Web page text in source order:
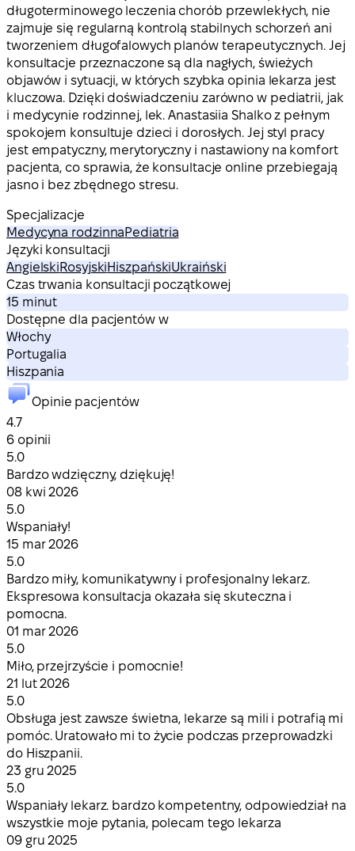
długoterminowego leczenia chorób przewlekłych, nie
zajmuje się regularną kontrolą stabilnych schorzeń ani
tworzeniem długofalowych planów terapeutycznych. Jej
konsultacje przeznaczone są dla nagłych, świeżych
objawów i sytuacji, w których szybka opinia lekarza jest
kluczowa. Dzięki doświadczeniu zarówno w pediatrii, jak
i medycynie rodzinnej, lek. Anastasiia Shalko z pełnym
spokojem konsultuje dzieci i dorosłych. Jej styl pracy
jest empatyczny, merytoryczny i nastawiony na komfort
pacjenta, co sprawia, że konsultacje online przebiegają
jasno i bez zbędnego stresu.
Specjalizacje
Medycyna rodzinnaPediatria
Języki konsultacji
AngielskiRosyjskiHiszpańskiUkraiński
Czas trwania konsultacji początkowej
15 minut
Dostępne dla pacjentów w
Włochy
Portugalia
Hiszpania
Opinie pacjentów
4.7
6 opinii
5.0
Bardzo wdzięczny, dziękuję!
08 kwi 2026
5.0
Wspaniały!
15 mar 2026
5.0
Bardzo miły, komunikatywny i profesjonalny lekarz.
Ekspresowa konsultacja okazała się skuteczna i
pomocna.
01 mar 2026
5.0
Miło, przejrzyście i pomocnie!
21 lut 2026
5.0
Obsługa jest zawsze świetna, lekarze są mili i potrafią mi
pomóc. Uratowało mi to życie podczas przeprowadzki
do Hiszpanii.
23 gru 2025
5.0
Wspaniały lekarz. bardzo kompetentny, odpowiedział na
wszystkie moje pytania, polecam tego lekarza
09 gru 2025